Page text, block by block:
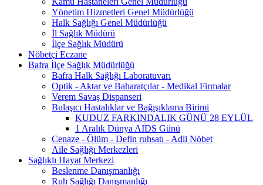
Yönetim Hizmetleri Genel Müdürlüğü
Halk Sağlığı Genel Müdürlüğü
İl Sağlık Müdürü
İlçe Sağlık Müdürü
Nöbetçi Eczane
Bafra İlçe Sağlık Müdürlüğü
Bafra Halk Sağlığı Laboratuvarı
Optik - Aktar ve Baharatçılar - Medikal Firmalar
Verem Savaş Dispanseri
Bulaşıcı Hastalıklar ve Bağışıklama Birimi
KUDUZ FARKINDALIK GÜNÜ 28 EYLÜL
1 Aralık Dünya AIDS Günü
Cenaze - Ölüm - Defin ruhsatı - Adli Nöbet
Aile Sağlığı Merkezleri
Sağlıklı Hayat Merkezi
Beslenme Danışmanlığı
Ruh Sağlığı Danışmanlığı